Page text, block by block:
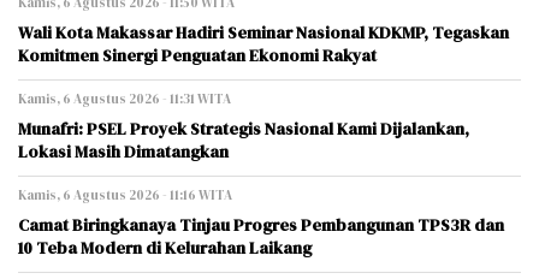
Wali Kota Makassar Hadiri Seminar Nasional KDKMP, Tegaskan
Komitmen Sinergi Penguatan Ekonomi Rakyat
Kamis, 6 Agustus 2026 - 11:31 WITA
Munafri: PSEL Proyek Strategis Nasional Kami Dijalankan,
Lokasi Masih Dimatangkan
Kamis, 6 Agustus 2026 - 11:16 WITA
Camat Biringkanaya Tinjau Progres Pembangunan TPS3R dan
10 Teba Modern di Kelurahan Laikang